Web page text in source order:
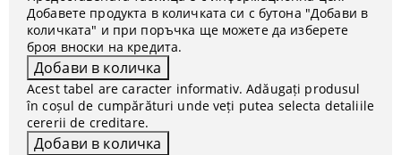
Добавете продукта в количката си с бутона "Добави в
количката" и при поръчка ще можете да изберете
броя вноски на кредита.
Acest tabel are caracter informativ. Adăugați produsul
în coșul de cumpărături unde veți putea selecta detaliile
cererii de creditare.